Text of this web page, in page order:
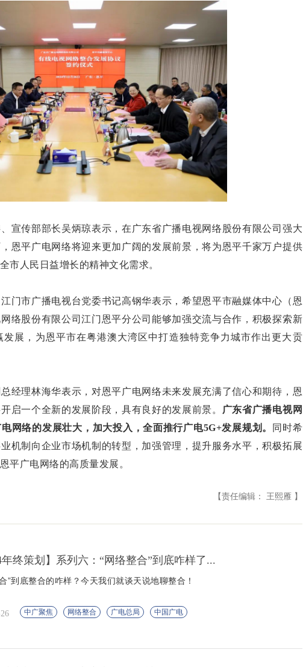
传部部长吴炳琼表示，在广东省广播电视网络股份有限公司强大
恩平广电网络将迎来更加广阔的发展前景，将为恩平千家万户提供
市人民日益增长的精神文化需求。
市广播电视台党委书记高钢华表示，希望恩平市融媒体中心（恩
络股份有限公司江门恩平分公司能够加强交流与合作，积极探索新
发展，为恩平市在粤港澳大湾区中打造独特竞争力城市作出更大贡
理林海华表示，对恩平广电网络未来发展充满了信心和期待，恩
启一个全新的发展阶段，具有良好的发展前景。
广东省广播电视网
网络的发展壮大，加大投入，全面推行广电5G+发展规划。
同时希
机制向企业市场机制的转型，加强管理，提升服务水平，积极拓展
平广电网络的高质量发展。
【责任编辑： 王熙雁 】
年终策划】系列六：“网络整合”到底咋样了...
”到底整合的咋样？今天我们就谈天说地聊整合！
中广聚焦 网络整合 广电总局 中国广电